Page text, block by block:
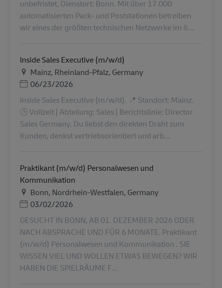
unbefristet, Dienstort: Bonn. Mit über 17.000
automatisierten Pack- und Poststationen betreiben
wir eines der größten technischen Netzwerke im ö...
Inside Sales Executive (m/w/d)
LieuMainz, Rheinland-Pfalz, Germany
Posted Date
06/23/2026
Inside Sales Executive (m/w/d). 📍 Standort: Mainz.
🕒 Vollzeit | Abteilung: Sales | Berichtslinie: Director
Sales Germany. Du liebst den direkten Draht zum
Kunden, denkst vertriebsorientiert und arb...
Praktikant (m/w/d) Personalwesen und
Kommunikation
LieuBonn, Nordrhein-Westfalen, Germany
Posted Date
03/02/2026
GESUCHT IN BONN, AB 01. DEZEMBER 2026 ODER
NACH ABSPRACHE UND FÜR 6 MONATE. Praktikant
(m/w/d) Personalwesen und Kommunikation . SIE
WISSEN VIEL UND WOLLEN ETWAS BEWEGEN? WIR
HABEN DIE SPIELRÄUME F...